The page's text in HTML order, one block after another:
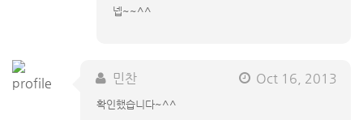
넵~~^^
민찬 Oct 16, 2013
확인했습니다~^^